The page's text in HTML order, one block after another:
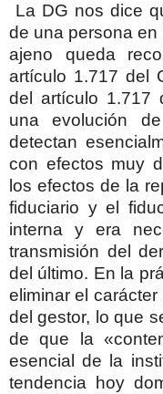
La DG nos dice
de una persona
ajeno queda
artículo 1.717 del
del artículo 1.717
una evolución
detectan
con efectos muy
los efectos de la
fiduciario y el
interna y era
transmisión del
del último. En la
eliminar el
del gestor, lo que
de que la
esencial de la
tendencia hoy